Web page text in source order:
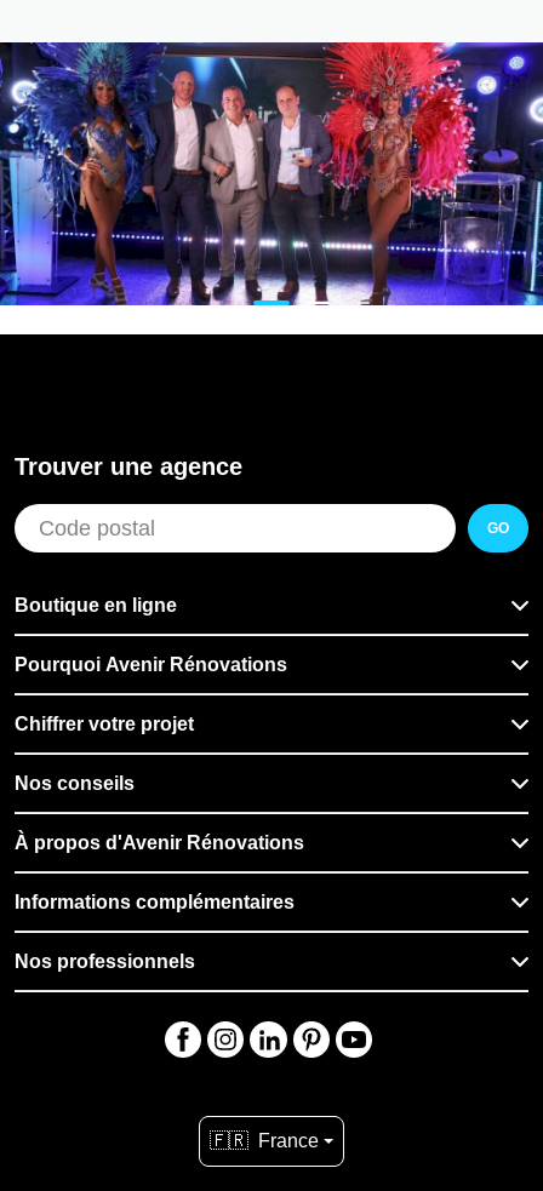
Trouver une agence
GO
Boutique en ligne
Pourquoi Avenir Rénovations
Chiffrer votre projet
Nos conseils
À propos d'Avenir Rénovations
Informations complémentaires
Nos professionnels
🇫🇷 France